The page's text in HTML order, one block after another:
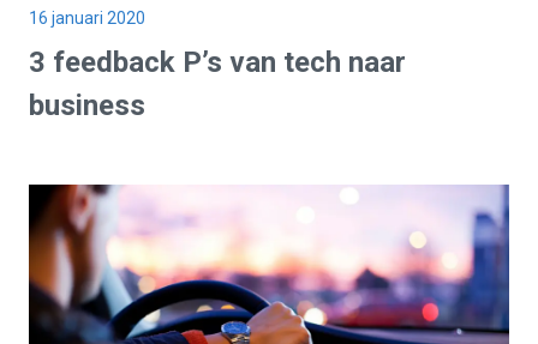
16 januari 2020
3 feedback P’s van tech naar
business